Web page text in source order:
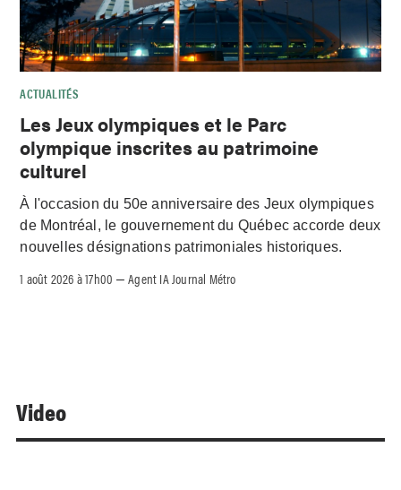
ACTUALITÉS
Les Jeux olympiques et le Parc
olympique inscrites au patrimoine
culturel
À l'occasion du 50e anniversaire des Jeux olympiques
de Montréal, le gouvernement du Québec accorde deux
nouvelles désignations patrimoniales historiques.
1 août 2026 à 17h00 –Agent IA Journal Métro
Video